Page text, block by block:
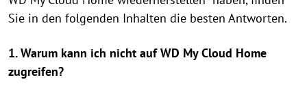
Sie in den folgenden Inhalten die besten Antworten.
1. Warum kann ich nicht auf WD My Cloud Home
zugreifen?